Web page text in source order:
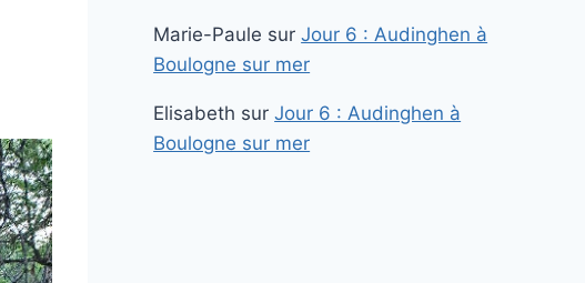
Marie-Paule surJour 6 : Audinghen à
Boulogne sur mer
Elisabeth surJour 6 : Audinghen à
Boulogne sur mer